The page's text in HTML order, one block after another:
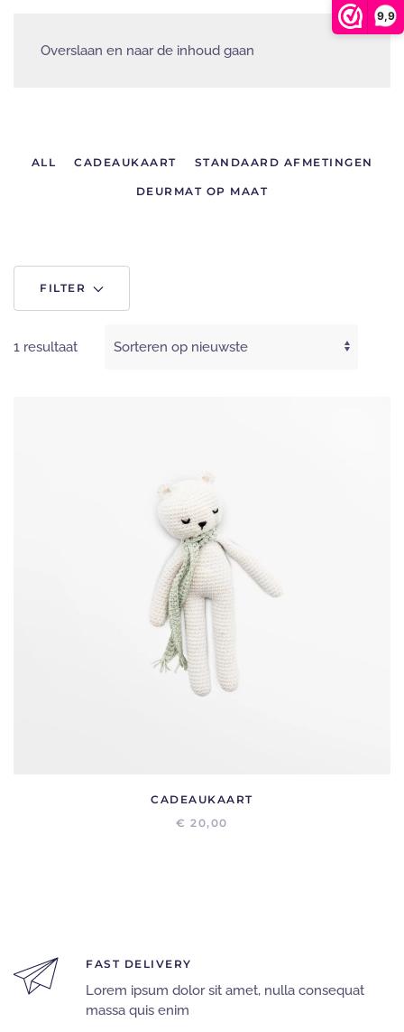
9,9
Overslaan en naar de inhoud gaan
ALL CADEAUKAART STANDAARD AFMETINGEN
DEURMAT OP MAAT
FILTER
1 resultaat
CADEAUKAART
€ 20,00
FAST DELIVERY
Lorem ipsum dolor sit amet, nulla consequat
massa quis enim